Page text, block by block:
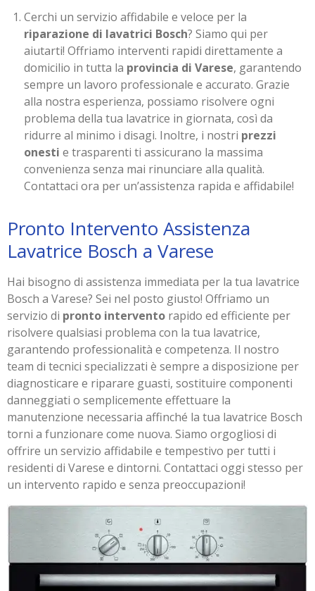
Cerchi un servizio affidabile e veloce per la
riparazione di lavatrici Bosch? Siamo qui per
aiutarti! Offriamo interventi rapidi direttamente a
domicilio in tutta la provincia di Varese, garantendo
sempre un lavoro professionale e accurato. Grazie
alla nostra esperienza, possiamo risolvere ogni
problema della tua lavatrice in giornata, così da
ridurre al minimo i disagi. Inoltre, i nostri prezzi
onesti e trasparenti ti assicurano la massima
convenienza senza mai rinunciare alla qualità.
Contattaci ora per un’assistenza rapida e affidabile!
Pronto Intervento Assistenza
Lavatrice Bosch a Varese
Hai bisogno di assistenza immediata per la tua lavatrice
Bosch a Varese? Sei nel posto giusto! Offriamo un
servizio di pronto intervento rapido ed efficiente per
risolvere qualsiasi problema con la tua lavatrice,
garantendo professionalità e competenza. Il nostro
team di tecnici specializzati è sempre a disposizione per
diagnosticare e riparare guasti, sostituire componenti
danneggiati o semplicemente effettuare la
manutenzione necessaria affinché la tua lavatrice Bosch
torni a funzionare come nuova. Siamo orgogliosi di
offrire un servizio affidabile e tempestivo per tutti i
residenti di Varese e dintorni. Contattaci oggi stesso per
un intervento rapido e senza preoccupazioni!